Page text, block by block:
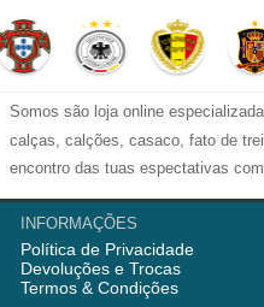
Somos são loja online
calças, calções, casaco, fato de
encontro das tuas espectativas
Nós semrpe fornecemod camisola
començou vendedocamisolas de
AC Milao e mais. Ainda
INFORMAÇÕES
Política de Privacidade
Devoluções e Trocas
Termos & Condições